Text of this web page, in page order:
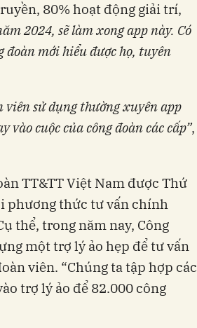
80% hoạt động giải trí,
2024, sẽ làm xong app này. Có
mới hiểu được họ, tuyên
viên sử dụng thường xuyên app
vào cuộc của công đoàn các cấp”,
TT&TT Việt Nam được Thứ
phương thức tư vấn chính
thể, trong năm nay, Công
một trợ lý ảo hẹp để tư vấn
viên. “Chúng ta tập hợp các
trợ lý ảo để 82.000 công